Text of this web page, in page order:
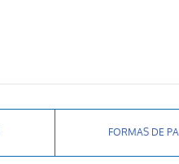
FORMAS DE